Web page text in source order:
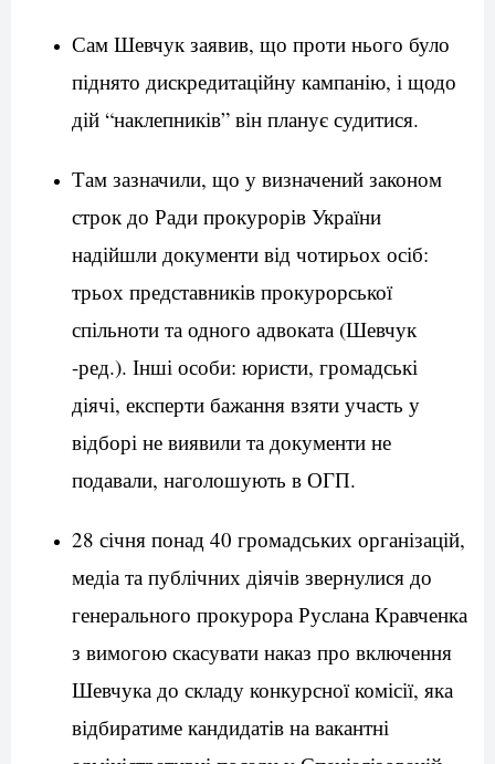
Сам Шевчук заявив, що проти нього було
піднято дискредитаційну кампанію, і щодо
дій “наклепників” він планує судитися.
Там зазначили, що у визначений законом
строк до Ради прокурорів України
надійшли документи від чотирьох осіб:
трьох представників прокурорської
спільноти та одного адвоката (Шевчук
-ред.). Інші особи: юристи, громадські
діячі, експерти бажання взяти участь у
відборі не виявили та документи не
подавали, наголошують в ОГП.
28 січня понад 40 громадських організацій,
медіа та публічних діячів звернулися до
генерального прокурора Руслана Кравченка
з вимогою скасувати наказ про включення
Шевчука до складу конкурсної комісії, яка
відбиратиме кандидатів на вакантні